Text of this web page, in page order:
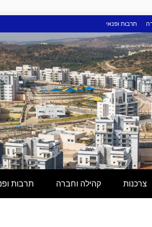
תרבות ופנאי
צרכנות קהילה וחברה תרבות